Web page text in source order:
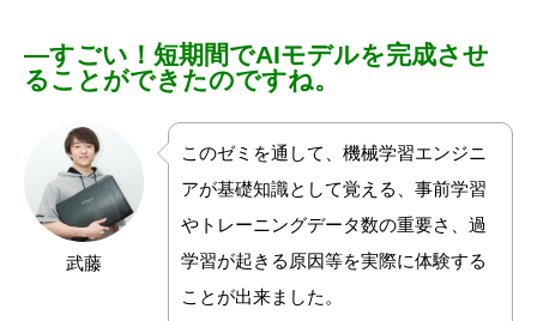
―すごい！短期間でAIモデルを完成させ
ることができたのですね。
武藤
このゼミを通して、機械学習エンジニ
アが基礎知識として覚える、事前学習
やトレーニングデータ数の重要さ、過
学習が起きる原因等を実際に体験する
ことが出来ました。